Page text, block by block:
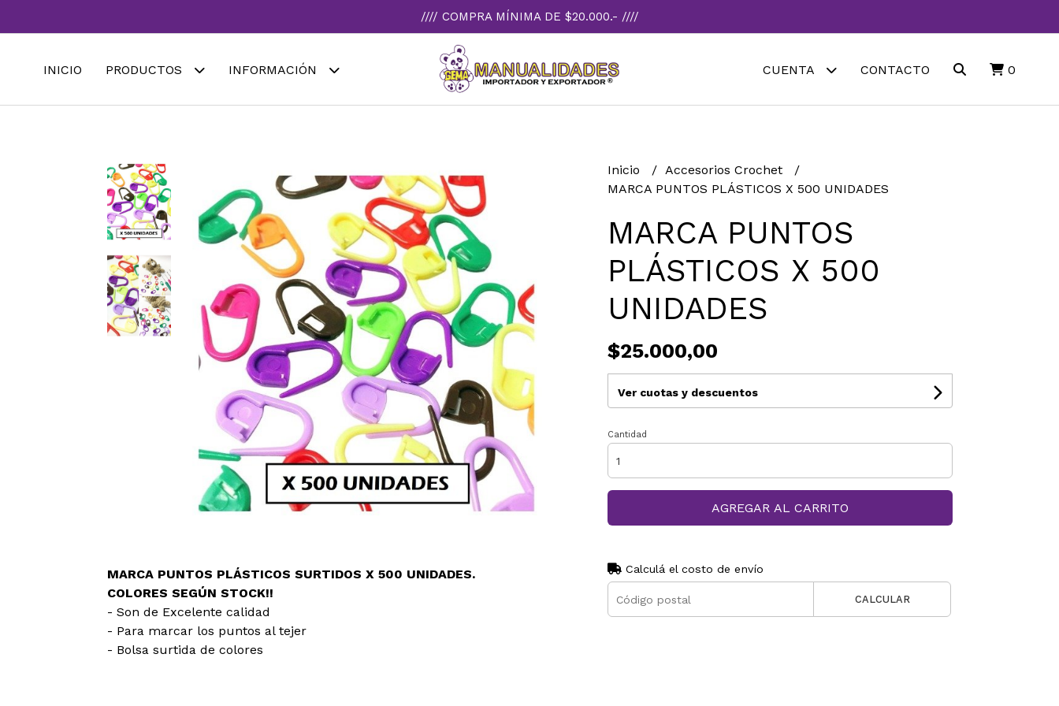
//// COMPRA MÍNIMA DE $20.000.- ////
INICIO PRODUCTOS INFORMACIÓN CUENTA CONTACTO 0
MARCA PUNTOS PLÁSTICOS SURTIDOS X 500 UNIDADES.
COLORES SEGÚN STOCK!!
- Son de Excelente calidad
- Para marcar los puntos al tejer
- Bolsa surtida de colores
Inicio
Accesorios Crochet
MARCA PUNTOS PLÁSTICOS X 500 UNIDADES
MARCA PUNTOS
PLÁSTICOS X 500
UNIDADES
$25.000,00
Ver cuotas y descuentos
Cantidad
AGREGAR AL CARRITO
Calculá el costo de envío
CALCULAR